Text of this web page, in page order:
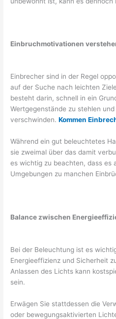
Einbruchmotivationen
Einbrecher sind in der Regel
auf der Suche nach leichten
besteht darin, schnell in ein
Wertgegenstände zu stehlen
verschwinden.Kommen
Während ein gut beleuchtetes
sie zweimal über das damit
es wichtig zu beachten, dass es
Umgebungen zu manchen
Balance zwischen
Bei der Beleuchtung ist es
Energieeffizienz und Sicherheit
Anlassen des Lichts kann
sein.
Erwägen Sie stattdessen die
oder bewegungsaktivierten